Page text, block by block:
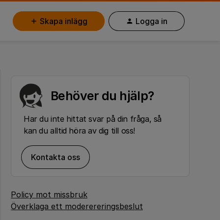
Skapa inlägg Logga in
Behöver du hjälp?
Har du inte hittat svar på din fråga, så
kan du alltid höra av dig till oss!
Kontakta oss
Policy mot missbruk
Överklaga ett moderereringsbeslut